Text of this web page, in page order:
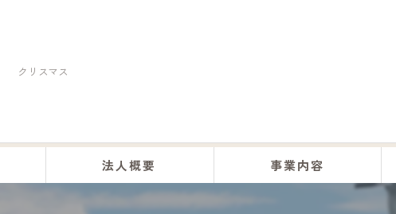
クリスマス
法人概要 事業内容